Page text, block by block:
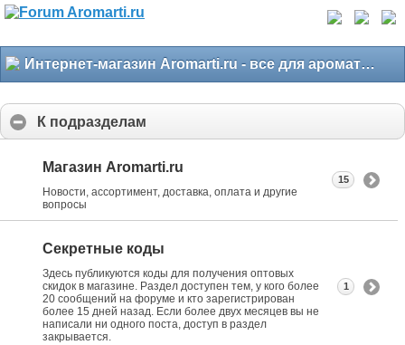
Интернет-магазин Aromarti.ru - все для ароматерапии
К подразделам
Магазин Aromarti.ru
Новости, ассортимент, доставка, оплата и другие
вопросы
15
Секретные коды
Здесь публикуются коды для получения оптовых
скидок в магазине. Раздел доступен тем, у кого более
20 сообщений на форуме и кто зарегистрирован
более 15 дней назад. Если более двух месяцев вы не
написали ни одного поста, доступ в раздел
закрывается.
1